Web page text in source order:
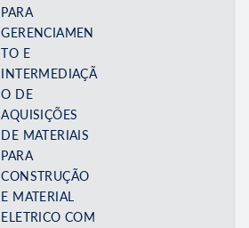
PARA
GERENCIAMEN
TO E
INTERMEDIAÇÃ
O DE
AQUISIÇÕES
DE MATERIAIS
PARA
CONSTRUÇÃO
E MATERIAL
ELETRICO COM